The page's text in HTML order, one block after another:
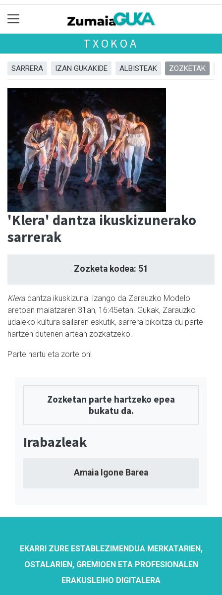
TXOKOA
SARRERA IZAN GUKAKIDE ALBISTEAK ZOZKETAK
'Klera' dantza ikuskizunerako
sarrerak
Zozketa kodea: 51
Klera dantza ikuskizuna izango da Zarauzko Modelo
aretoan maiatzaren 31an, 16:45etan. Gukak, Zarauzko
udaleko kultura sailaren eskutik, sarrera bikoitza du parte
hartzen dutenen artean zozkatzeko.
Parte hartu eta zorte on!
Zozketan parte hartzeko epea
bukatu da.
Irabazleak
Amaia Igone Barea
EKARRI ZURE ESTABLEZIMENDUA MERKATARIEN,
OSTALARIEN, GREMIOEN ETA PROFESIONALEN
ERAKUSLEIHO DIGITALERA